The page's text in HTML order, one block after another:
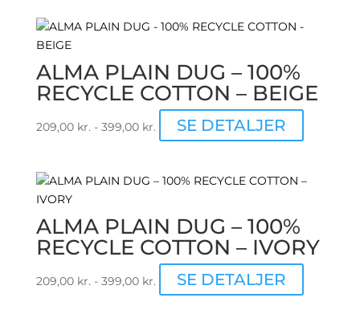
ALMA PLAIN DUG – 100%
RECYCLE COTTON – BEIGE
209,00 kr. - 399,00 kr. SE DETALJER
vare
vælges
på
ALMA PLAIN DUG – 100%
RECYCLE COTTON – IVORY
209,00 kr. - 399,00 kr. SE DETALJER
vare